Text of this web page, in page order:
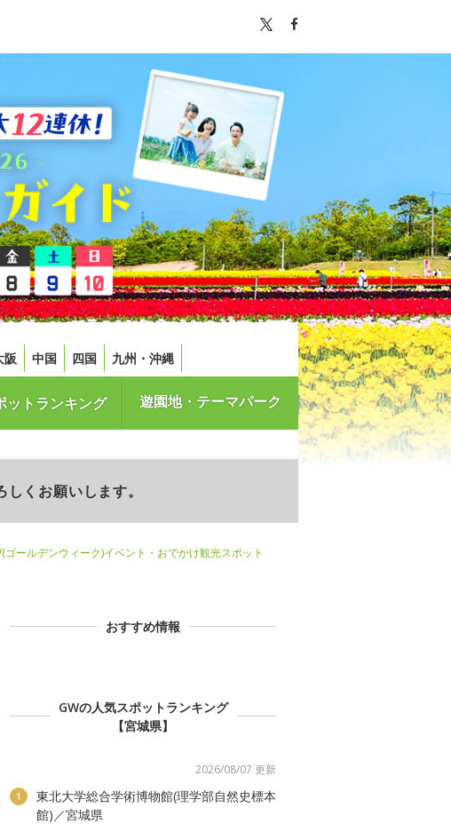
阪 中国 四国 九州・沖縄
ットランキング 遊園地・テーマパーク
くお願いします。
ゴールデンウィーク)イベント・おでかけ観光スポット
おすすめ情報
GWの人気スポットランキング
【宮城県】
2026/08/07 更新
1
東北大学総合学術博物館(理学部自然史標本
館)／宮城県